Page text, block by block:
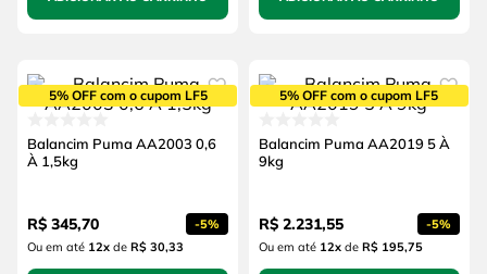
5% OFF com o cupom LF5
Balancim Puma AA2003 0,6
À 1,5kg
R$ 345,70 -5%
Ou em até 12xde R$ 30,33
5% OFF com o cupom LF5
Balancim Puma AA2019 5 À
9kg
R$ 2.231,55 -5%
Ou em até 12xde R$ 195,75